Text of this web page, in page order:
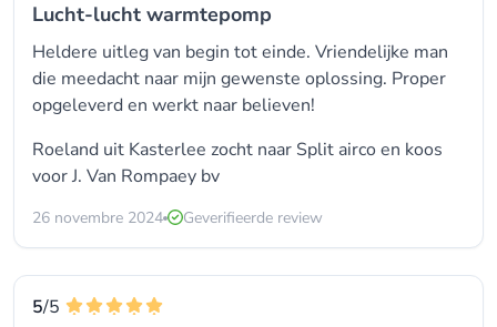
Lucht-lucht warmtepomp
Heldere uitleg van begin tot einde. Vriendelijke man
die meedacht naar mijn gewenste oplossing. Proper
opgeleverd en werkt naar believen!
Roeland uit Kasterlee zocht naar Split airco en koos
voorJ. Van Rompaey bv
26 novembre 2024 Geverifieerde review
5/5